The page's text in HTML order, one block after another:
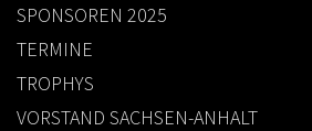
SPONSOREN 2025
TERMINE
TROPHYS
VORSTAND SACHSEN-ANHALT